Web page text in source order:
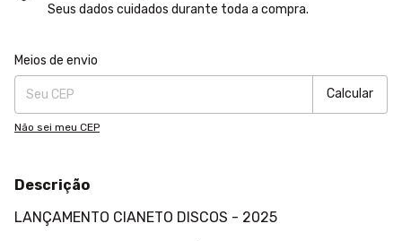
Seus dados cuidados durante toda a compra.
Entregas para o CEP:
Meios de envio
Calcular
Não sei meu CEP
Descrição
LANÇAMENTO CIANETO DISCOS - 2025